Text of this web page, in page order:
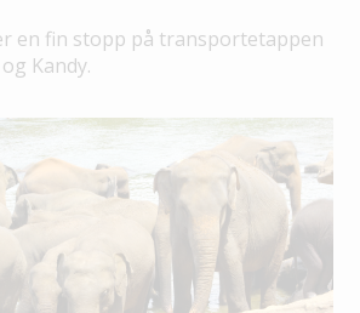
en fin stopp på transportetappen
Kandy.